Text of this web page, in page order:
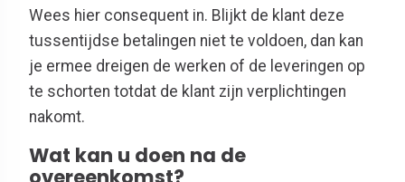
Wees hier consequent in. Blijkt de klant deze
tussentijdse betalingen niet te voldoen, dan kan
je ermee dreigen de werken of de leveringen op
te schorten totdat de klant zijn verplichtingen
nakomt.
Wat kan u doen na de